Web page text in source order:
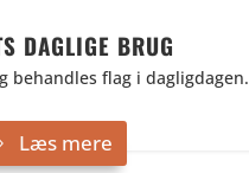
DAGLIGE BRUG
behandles flag i dagligdagen.
Læs mere